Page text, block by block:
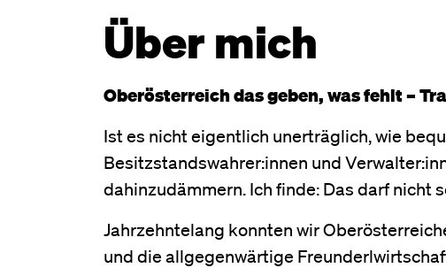
Über mich
Oberösterreich das geben, was fehlt –
Ist es nicht eigentlich unerträglich, wie
Besitzstandswahrer:innen und
dahinzudämmern. Ich finde: Das darf nicht
Jahrzehntelang konnten wir
und die allgegenwärtige